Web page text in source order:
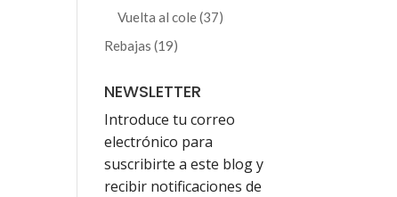
productos
Vuelta al cole 3737
Rebajas 1919
NEWSLETTER